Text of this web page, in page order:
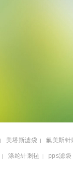
| 美塔斯滤袋 | 氟美斯针
| 涤纶针刺毡 | pps滤袋